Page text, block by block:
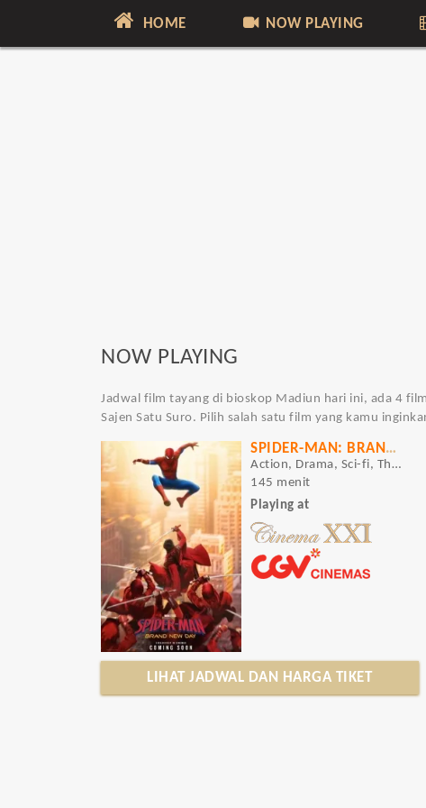
HOME NOW PLAYING
NOW PLAYING
Jadwal film tayang di bioskop Madiun hari ini, ada 4
Sajen Satu Suro. Pilih salah satu film yang kamu
SPIDER-MAN: BRAND NEW DAY
Action, Drama, Sci-fi, Thriller
145 menit
Playing at
LIHAT JADWAL DAN HARGA TIKET